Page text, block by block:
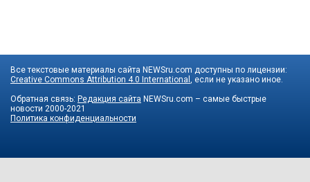
Все текстовые материалы сайта NEWSru.com доступны по лицензии:
Creative Commons Attribution 4.0 International
, если не указано иное.
Обратная связь: Редакция сайта NEWSru.com – самые быстрые
новости 2000-2021
Политика конфиденциальности